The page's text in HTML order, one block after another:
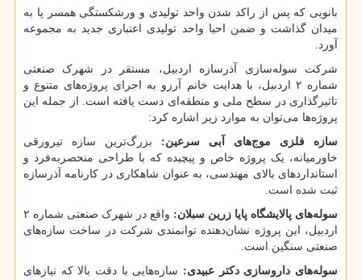
بانویی که پس از راکد شدن واحد تولیدی و ورشکستگی همسر پا به
میدان گذاشت و ضمن احیا واحد تولیدی اعتباری جدید به مجموعه
آورد.
شرکت سوله‌سازی آذرسازه اردبیل، مستقر در شهرک صنعتی
شماره ۲ اردبیل، با هدایت خانم آرزو به اجرای پروژه‌های متنوع و
تاثیرگذاری در سطح ملی و منطقه‌ای دست یافته است. از جمله این
پروژه‌ها می‌توان به موارد زیر اشاره کرد:
سازه فلزی موج‌های آبی سرعین: بزرگ‌ترین سازه تیرورقی
خاورمیانه، یک پروژه خاص و پیچیده که با طراحی منحصربه‌فرد و
استانداردهای بالای مهندسی، به عنوان شاهکاری در کارنامه آذرسازه
ثبت شده است.
سوله‌های پالایشگاه پایا زرین سبلان:
واقع در شهرک صنعتی شماره ۲
اردبیل، این پروژه نشان‌دهنده توانمندی شرکت در ساخت سازه‌های
صنعتی سنگین است.
سوله‌های داروسازی دکتر عبیدی: سازه‌هایی با دقت بالا که نیازهای